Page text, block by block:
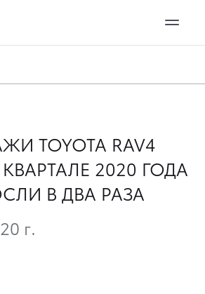
TOYOTA RAV4
2020 ГОДА
В ДВА РАЗА
г.